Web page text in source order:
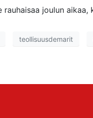
rauhaisaa joulun
teollisuusdemarit